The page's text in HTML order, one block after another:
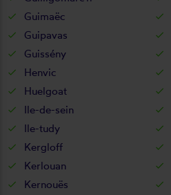
Guimaëc
Guipavas
Guissény
Henvic
Huelgoat
Ile-de-sein
Ile-tudy
Kergloff
Kerlouan
Kernouës